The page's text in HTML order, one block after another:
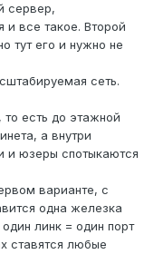
сервер,
и все такое. Второй
тут его и нужно не
сеть.
есть до этажной
а внутри
и юзеры спотыкаются
варианте, с
одна железка
линк = один порт
ставятся любые